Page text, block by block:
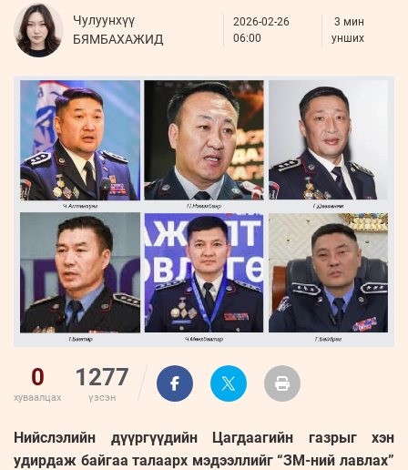
Бүртгүүлэх
Нэвтрэх
хөгжил
МЭДЭЭЛЛИЙН
ТӨВ
ZUUNII
WEEKLY
Чулуунхүү
БЯМБАХАЖИД
2026-02-26
06:00
3 мин
унших
0
хуваалцах
1277
үзсэн
Нийслэлийн дүүргүүдийн Цагдаагийн газрыг хэн
удирдаж байгаа талаарх мэдээллийг “ЗМ-ний лавлах”